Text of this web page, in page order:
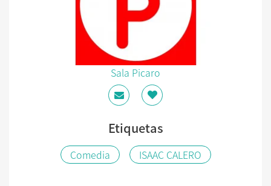
Sala Picaro
Etiquetas
Comedia ISAAC CALERO